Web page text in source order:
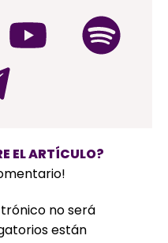
EL ARTÍCULO?
no será
están